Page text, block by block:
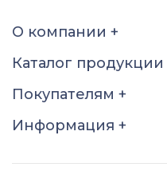
18 18.5 19
19.5
20
20.5 21
22
22.5
О компании +
Каталог продукции
Покупателям +
Информация +